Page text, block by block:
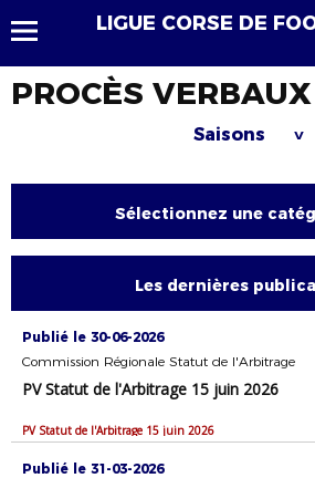
LIGUE CORSE DE
PROCÈS VERBAUX
Saisons >
Sélectionnez une
Les dernières
Publié le 30-06-2026
Commission Régionale Statut de l'Arbitrage
PV Statut de l'Arbitrage 15 juin 2026
PV Statut de l'Arbitrage 15 juin 2026
Publié le 31-03-2026